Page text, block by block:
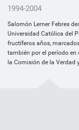
1994-2004
Salomón Lerner Febres
Universidad Católica del
fructíferos años,
también por el período en
la Comisión de la Verdad